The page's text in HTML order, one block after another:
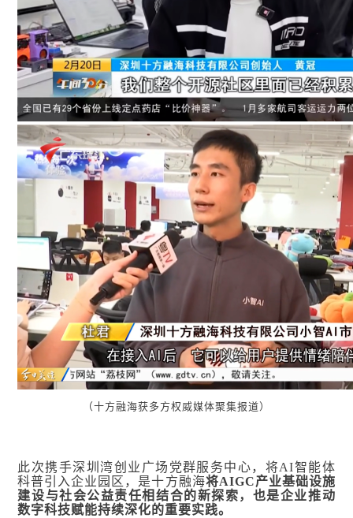
（十方融海获多方权威媒体聚集报道）
此次携手深圳湾创业广场党群服务中心，将AI智能体
科普引入企业园区，是十方融海将AIGC产业基础设施
建设与社会公益责任相结合的新探索，也是企业推动
数字科技赋能持续深化的重要实践。